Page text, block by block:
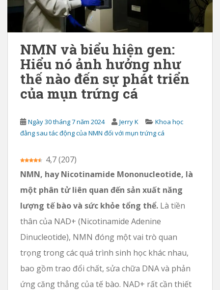
NMN và biểu hiện gen:
Hiểu nó ảnh hưởng như
thế nào đến sự phát triển
của mụn trứng cá
Ngày 30 tháng 7 năm 2024 Jerry K
Khoa học
đằng sau tác động của NMN đối với mụn trứng cá
4,7(207)
NMN, hay Nicotinamide Mononucleotide, là
một phân tử liên quan đến sản xuất năng
lượng tế bào và sức khỏe tổng thể. Là tiền
thân của NAD+ (Nicotinamide Adenine
Dinucleotide), NMN đóng một vai trò quan
trọng trong các quá trình sinh học khác nhau,
bao gồm trao đổi chất, sửa chữa DNA và phản
ứng căng thẳng của tế bào. NAD+ rất cần thiết